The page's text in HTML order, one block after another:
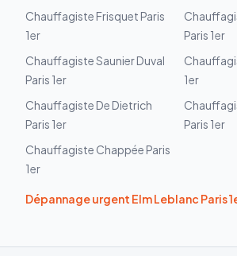
Chauffagiste Frisquet Paris
1er
Paris 1er
ChauffagisteSaunier Duval
Paris 1er
1er
Chauffagiste De Dietrich
Paris 1er
Paris 1er
Chauffagiste Chappée Paris
1er
Dépannage urgent Elm Leblanc Paris